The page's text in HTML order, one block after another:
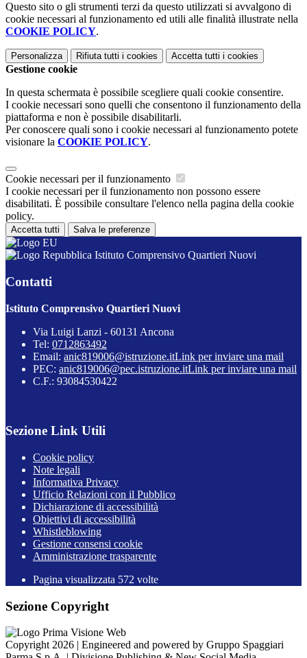
Questo sito o gli strumenti terzi da questo utilizzati si avvalgono di
cookie necessari al funzionamento ed utili alle finalità illustrate nella
COOKIE POLICY.
Personalizza Rifiuta tutti i cookies Accetta tutti i cookies
Gestione cookie
In questa schermata è possibile scegliere quali cookie consentire.
I cookie necessari sono quelli che consentono il funzionamento della
piattaforma e non è possibile disabilitarli.
Per conoscere quali sono i cookie necessari al funzionamento potete
visionare la COOKIE POLICY.
Cookie necessari per il funzionamento
I cookie necessari per il funzionamento non possono essere
disabilitati. È possibile consultare l'elenco nella pagina della cookie
policy.
Accetta tutti Salva le preferenze
Istituto Comprensivo Quartieri Nuovi
Contatti
Istituto Comprensivo Quartieri Nuovi
Via Luigi Lanzi - 60131 Ancona
Tel: 0712863492
Email: anic819006@istruzione.itLink per inviare una mail
PEC: anic819006@pec.istruzione.itLink per inviare una mail
C.F.: 93084530422
Sezione Link Utili
Cookie policy
Note legali
Informativa Privacy
Ufficio Relazioni con il Pubblico
Dichiarazione di accessibilità
Obiettivi di accessibilità
Whistleblowing
Gestione consensi cookie
Amministrazione trasparente
Pagina visualizzata 572 volte
Sezione Copyright
Copyright 2026 | Engineered and powered by Gruppo Spaggiari